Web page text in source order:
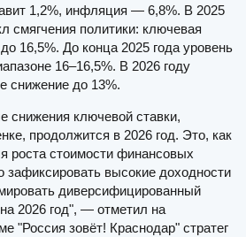
1,2%, инфляция — 6,8%. В 2025
смягчения политики: ключевая
16,5%. До конца 2025 года уровень
16–16,5%. В 2026 году
снижение до 13%.
снижения ключевой ставки,
продолжится в 2026 год. Это, как
роста стоимости финансовых
зафиксировать высокие доходности
диверсифицированный
2026 год", — отметил на
"Россия зовёт! Краснодар" стратег